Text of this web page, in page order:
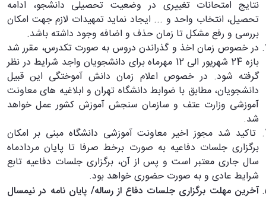
نتایج امتحانات تغییری در وضعیت تحصیلی دانشجو، ادامه
تحصیل، انتخاب واحد و ... ایجاد نماید تمهیدات لازم جهت امکان
بررسی و رفع مشکل تا زمان حذف و اضافه وجود داشته باشد.
در خصوص زمان اخذ و گذراندن دروس به صورت تکدرس، مقرر شد
بازه 24 شهریور الی 12 مهرماه برای دانشجویان واجد شرایط در نظر
گرفته شود. در خصوص اعلام زمان دانش آموختگی این قبیل
دانشجویان، مطابق با ضوابط دانشگاه تهران و ابلاغیه های معاونت
آموزشی وزارت عتف و سازمان سنجش آموزش کشور عمل خواهد
شد.
تاکید شد مجوز اخیر معاونت آموزشی دانشگاه مبنی بر امکان
برگزاری جلسات دفاعیه به صورت برخط صرفا تا پایان مردادماه
سال جاری معتبر است و پس از آن، برگزاری جلسات دفاعیه تابع
شرایط عادی و به صورت حضوری خواهد بود.
آخرین مهلت برگزاری جلسات دفاع از رساله/ پایان نامه در نیمسال